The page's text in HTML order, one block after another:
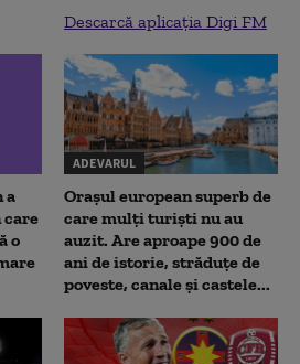
Descarcă aplicația Digi FM
a
care
o
ADEVARUL
Orașul european superb de
care mulți turiști nu au
auzit. Are aproape 900 de
ani de istorie, străduțe de
poveste, canale și castele...